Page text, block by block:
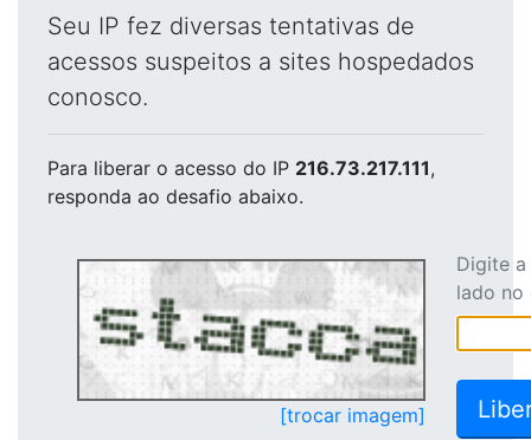
Seu IP fez diversas tentativas de
acessos suspeitos a sites hospedados
conosco.
Para liberar o acesso do IP 216.73.217.111,
responda ao desafio abaixo.
[trocar imagem]
Digite
lado no